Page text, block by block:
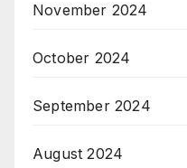
November 2024
October 2024
September 2024
August 2024